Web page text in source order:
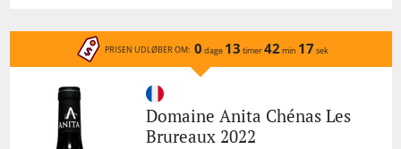
PRISEN UDLØBER OM: 0 dage 13 timer42 min 17 sek
Domaine Anita Chénas Les
Brureaux 2022